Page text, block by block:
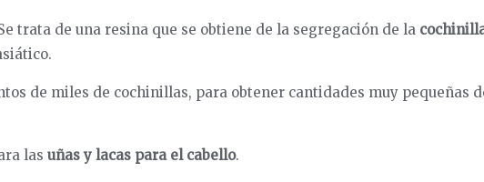
trata de una resina que se obtiene de la segregación de la
de miles de cochinillas, para obtener cantidades muy pequeñas
las uñas y lacas para el cabello.